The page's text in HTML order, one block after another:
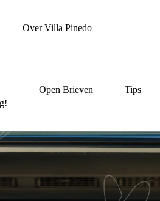
Over Villa Pinedo
Open Brieven Tips